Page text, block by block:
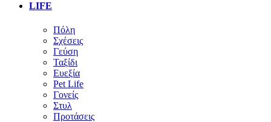
LIFE
Πόλη
Σχέσεις
Γεύση
Ταξίδι
Ευεξία
Pet Life
Γονείς
Στυλ
Προτάσεις